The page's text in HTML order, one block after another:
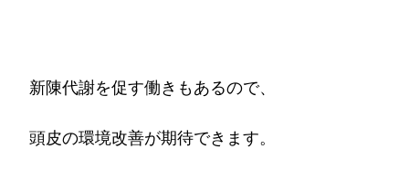
新陳代謝を促す働きもあるので、
頭皮の環境改善が期待できます。